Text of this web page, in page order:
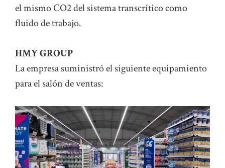
el mismo CO2 del sistema transcrítico como
fluido de trabajo.
HMY GROUP
La empresa suministró el siguiente equipamiento
para el salón de ventas: